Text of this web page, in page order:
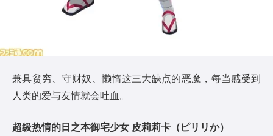
兼具贫穷、守财奴、懒惰这三大缺点的恶魔，每当感受到
人类的爱与友情就会吐血。
超级热情的日之本御宅少女 皮莉莉卡（ピリリか）